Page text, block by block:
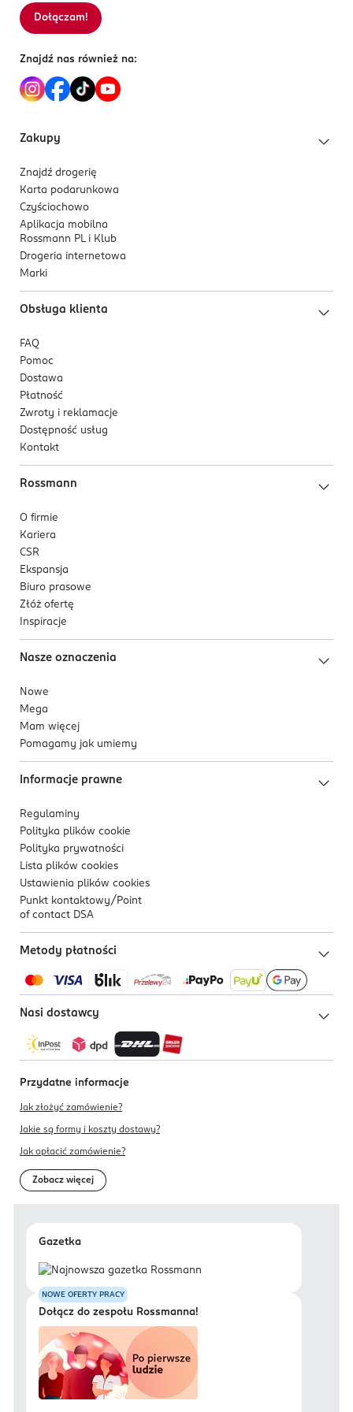
5 903416 062103
Sortowanie wg
Dołączam!
Znajdź nas również na:
Zakupy
Znajdź drogerię
Karta podarunkowa
Czyściochowo
Aplikacja mobilna
Rossmann PL i Klub
Drogeria internetowa
Marki
Obsługa klienta
FAQ
Pomoc
Dostawa
Płatność
Zwroty i reklamacje
Dostępność usług
Kontakt
Rossmann
O firmie
Kariera
CSR
Ekspansja
Biuro prasowe
Złóż ofertę
Inspiracje
Nasze oznaczenia
Nowe
Mega
Mam więcej
Pomagamy jak umiemy
Informacje prawne
Regulaminy
Polityka plików cookie
Polityka prywatności
Lista plików cookies
Ustawienia plików cookies
Punkt kontaktowy/ Point
of contact DSA
Metody płatności
Nasi dostawcy
Przydatne informacje
Jak złożyć zamówienie?
Jakie są formy i koszty dostawy?
Jak opłacić zamówienie?
Zobacz więcej
Gazetka
NOWE OFERTY PRACY
Dołącz do zespołu Rossmanna!